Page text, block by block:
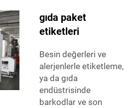
gıda paket
etiketleri
Besin değerleri ve
alerjenlerle etiketleme,
ya da gıda
endüstrisinde
barkodlar ve son